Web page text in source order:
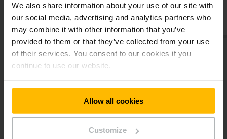
We also share information about your use of our site with
our social media, advertising and analytics partners who
may combine it with other information that you’ve
provided to them or that they’ve collected from your use
of their services. You consent to our cookies if you
continue to use our website.
Allow all cookies
Customize
Vai vēlaties ietaupīt vietu uz plauktu eju rēķinā? Ja jā, tad
mobilais plaukts būtu ideāls risinājums Jums. Plauktu rindu
vadību var veikt centralizēti no vadības pults; decentralizēti,
aktivizējot to pie katra atsevišķa plaukta vai izmantojot
tālvadības pulti.
Dažāda dziļuma uzglabāšanas sistēmas
optimizēt Jūsu noliktavas ietilpību, caurlaides spēju,
uzglabājamo produktu klāstu, telpas izmantošanu un kravas
UZZINĀT VAIRĀK
biļetens
Sociālie mediji